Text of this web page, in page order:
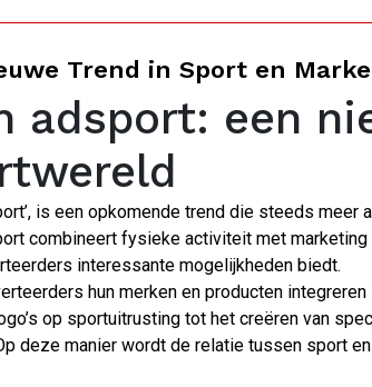
Trend in Sport en
adsport: een
is een opkomende trend die steeds meer
combineert fysieke activiteit met marketing
interessante mogelijkheden biedt.
hun merken en producten
op sportuitrusting tot het creëren van
deze manier wordt de relatie tussen sport